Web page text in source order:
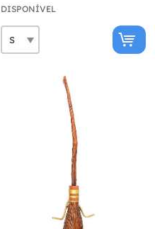
DISPONÍVEL